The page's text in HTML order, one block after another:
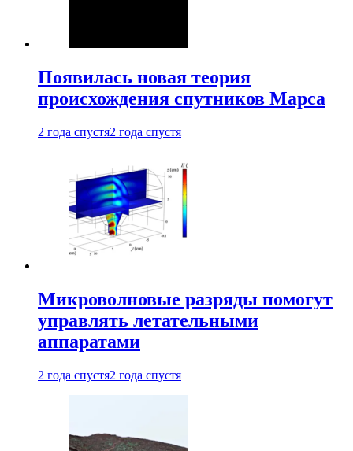
Появилась новая теория
происхождения спутников Марса
2 года спустя2 года спустя
Микроволновые разряды помогут
управлять летательными
аппаратами
2 года спустя2 года спустя